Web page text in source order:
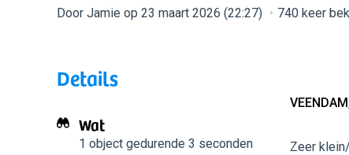
Door Jamie op 23 maart 2026 (22:27) 740 keer
Details
Wat
1 object gedurende 3 seconden Zeer